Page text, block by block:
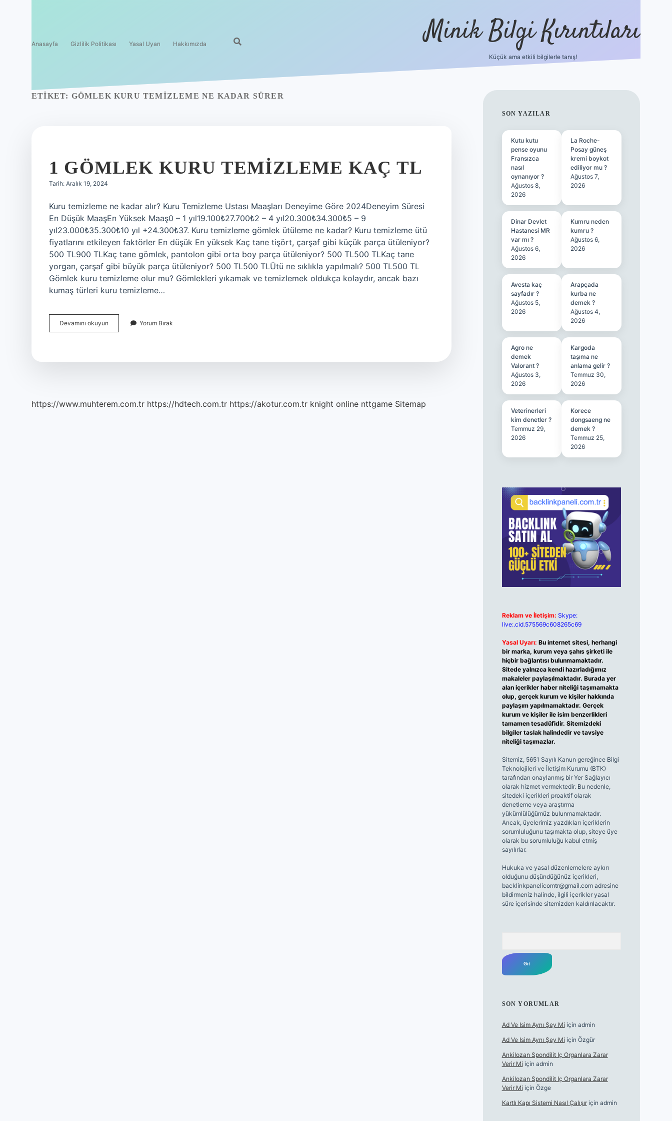
Anasayfa Gizlilik Politikası Yasal Uyarı Hakkımızda Minik Bilgi Kırıntıları
Küçük ama etkili bilgilerle tanış!
ETIKET: GÖMLEK KURU TEMIZLEME NE KADAR SÜRER
1 GÖMLEK KURU TEMIZLEME KAÇ TL
Tarih: Aralık 19, 2024
Kuru temizleme ne kadar alır? Kuru Temizleme Ustası Maaşları Deneyime Göre 2024Deneyim Süresi
En Düşük MaaşEn Yüksek Maaş0 – 1 yıl19.100₺27.700₺2 – 4 yıl20.300₺34.300₺5 – 9
yıl23.000₺35.300₺10 yıl +24.300₺37. Kuru temizleme gömlek ütüleme ne kadar? Kuru temizleme ütü
fiyatlarını etkileyen faktörler En düşük En yüksek Kaç tane tişört, çarşaf gibi küçük parça ütüleniyor?
500 TL900 TLKaç tane gömlek, pantolon gibi orta boy parça ütüleniyor? 500 TL500 TLKaç tane
yorgan, çarşaf gibi büyük parça ütüleniyor? 500 TL500 TLÜtü ne sıklıkla yapılmalı? 500 TL500 TL
Gömlek kuru temizleme olur mu? Gömlekleri yıkamak ve temizlemek oldukça kolaydır, ancak bazı
kumaş türleri kuru temizleme…
Devamını okuyun
Gömlek
Yorum Bırak
https://www.muhterem.com.tr https://hdtech.com.tr https://akotur.com.tr knight online nttgame Sitemap
SIDEBAR
SON YAZILAR
Kutu kutu
pense oyunu
Fransızca
nasıl
oynanıyor ?
Ağustos 8,
2026
La Roche-
Posay güneş
kremi boykot
ediliyor mu ?
Ağustos 7,
2026
Dinar Devlet
Hastanesi MR
var mı ?
Ağustos 6,
2026
Kumru neden
kumru ?
Ağustos 6,
2026
Avesta kaç
sayfadır ?
Ağustos 5,
2026
Arapçada
kurba ne
demek ?
Ağustos 4,
2026
Agro ne
demek
Valorant ?
Ağustos 3,
2026
Kargoda
taşıma ne
anlama gelir ?
Temmuz 30,
2026
Veterinerleri
kim denetler ?
Temmuz 29,
2026
Korece
dongsaeng ne
demek ?
Temmuz 25,
2026
Reklam ve İletişim: Skype:
live:.cid.575569c608265c69
Yasal Uyarı: Bu internet sitesi, herhangi
bir marka, kurum veya şahıs şirketi ile
hiçbir bağlantısı bulunmamaktadır.
Sitede yalnızca kendi hazırladığımız
makaleler paylaşılmaktadır. Burada yer
alan içerikler haber niteliği taşımamakta
olup, gerçek kurum ve kişiler hakkında
paylaşım yapılmamaktadır. Gerçek
kurum ve kişiler ile isim benzerlikleri
tamamen tesadüfidir. Sitemizdeki
bilgiler taslak halindedir ve tavsiye
niteliği taşımazlar.
Sitemiz, 5651 Sayılı Kanun gereğince Bilgi
Teknolojileri ve İletişim Kurumu (BTK)
tarafından onaylanmış bir Yer Sağlayıcı
olarak hizmet vermektedir. Bu nedenle,
sitedeki içerikleri proaktif olarak
denetleme veya araştırma
yükümlülüğümüz bulunmamaktadır.
Ancak, üyelerimiz yazdıkları içeriklerin
sorumluluğunu taşımakta olup, siteye üye
olarak bu sorumluluğu kabul etmiş
sayılırlar.
Hukuka ve yasal düzenlemelere aykırı
olduğunu düşündüğünüz içerikleri,
backlinkpanelicomtr@gmail.comadresine
bildirmeniz halinde, ilgili içerikler yasal
süre içerisinde sitemizden kaldırılacaktır.
SON YORUMLAR
Ad Ve Isim Aynı Şey Mi için admin
Ad Ve Isim Aynı Şey Mi için Özgür
Ankilozan Spondilit Iç Organlara Zarar
Verir Mi için admin
Ankilozan Spondilit Iç Organlara Zarar
Verir Mi için Özge
Kartlı Kapı Sistemi Nasıl Çalışıriçin admin
ilbet